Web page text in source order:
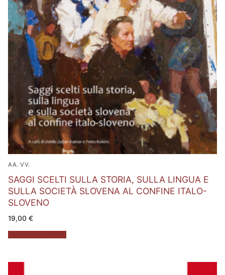
AA. VV.
SAGGI SCELTI SULLA STORIA, SULLA LINGUA E
SULLA SOCIETÀ SLOVENA AL CONFINE ITALO-
SLOVENO
19,00 €